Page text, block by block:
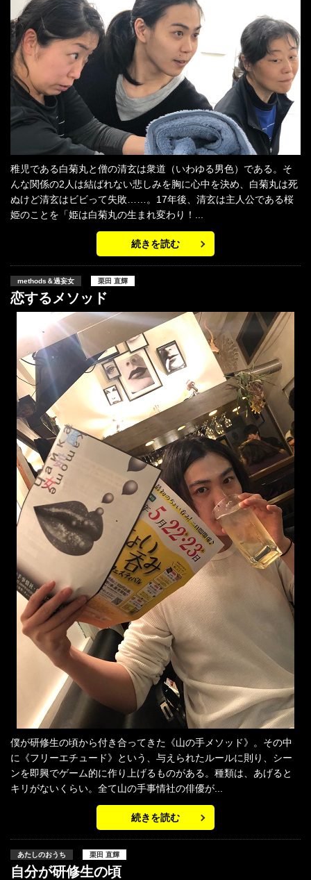
稚児である白菊丸‬と僧の清玄‬は衆道（いわゆる男色）である。そ
んな関係の2人は結ばれない悲しみを胸に心中を決め、白菊丸‬‪は死
ぬけど清玄はビビって失敗……。17年後、清玄は主人公である桜
姫のことを「姫は白菊丸‬‪の生まれ変わり！...
続きを読む
methods＆過妄女 栗田 直輝
恋するメソッド
僕が研修生の頃から付き合ってきた《山の手メソッド》。その中
に《フリーエチュード》という、与えられたルールに則り、シー
ンを即興でゲーム的に作り上げるものがある。種類は、あげると
キリがないくらい。全て山の手事情社の俳優が...
続きを読む
あたしのおうち 栗田 直輝
自分が研修生の頃